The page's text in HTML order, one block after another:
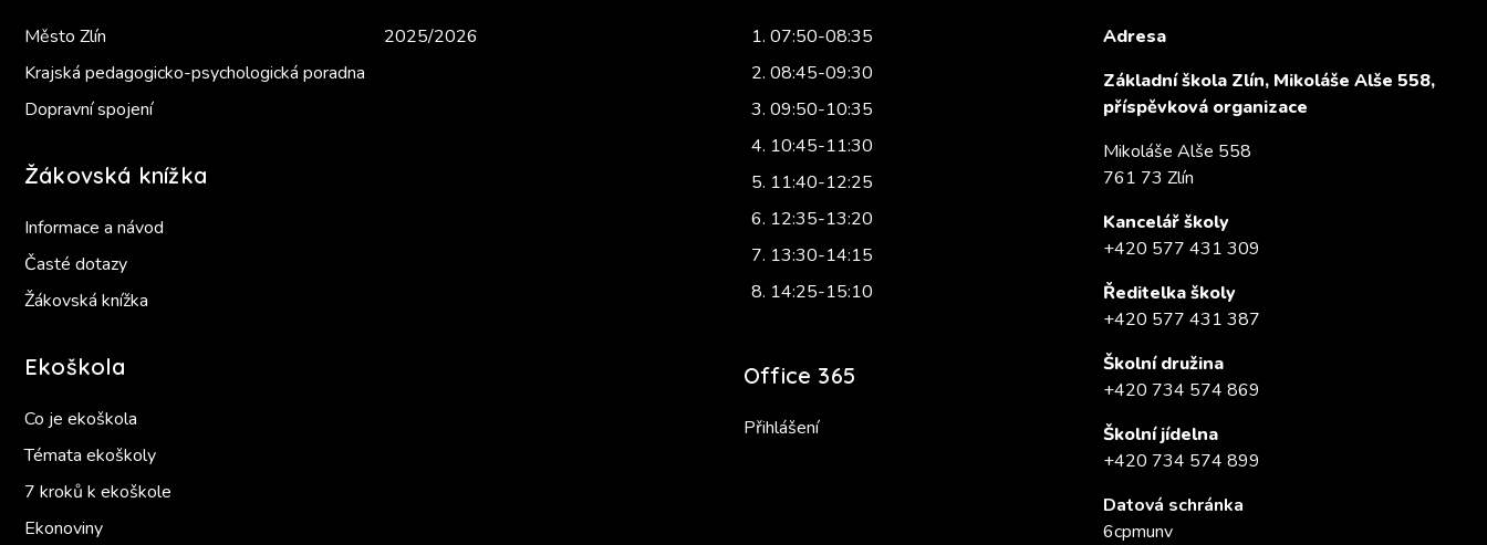
Město Zlín
Krajská pedagogicko-psychologická poradna
Dopravní spojení
Žákovská knížka
Informace a návod
Časté dotazy
Žákovská knížka
Ekoškola
Co je ekoškola
Témata ekoškoly
7 kroků k ekoškole
Ekonoviny
2025/2026
07:50-08:35
08:45-09:30
09:50-10:35
10:45-11:30
11:40-12:25
12:35-13:20
13:30-14:15
14:25-15:10
Office 365
Přihlášení
Adresa
Základní škola Zlín, Mikoláše Alše 558,
příspěvková organizace
Mikoláše Alše 558
761 73 Zlín
Kancelář školy
+420 577 431 309
Ředitelka školy
+420 577 431 387
Školní družina
+420 734 574 869
Školní jídelna
+420 734 574 899
Datová schránka
6cpmunv